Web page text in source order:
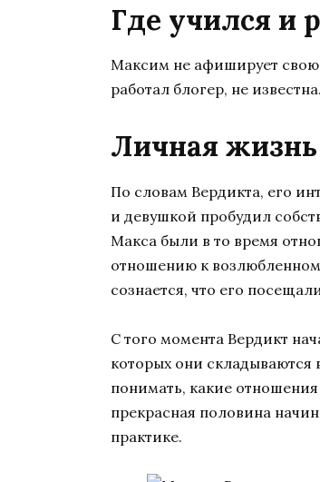
Где учился и
Максим не афиширует свою
работал блогер, не известна.
Личная жизнь
По словам Вердикта, его
и девушкой пробудил
Макса были в то время
отношению к
сознается, что его
С того момента Вердикт
которых они складываются
понимать, какие
прекрасная половина
практике.